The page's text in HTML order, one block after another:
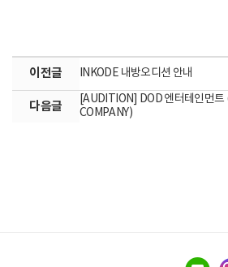
이전글 INKODE 내방오디션 안내
다음글
[AUDITION] DOD 엔터테인먼
COMPANY)